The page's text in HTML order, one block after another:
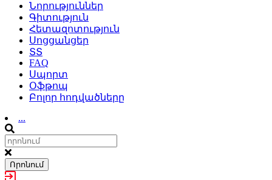
Նորություններ
Գիտություն
Հետազոտություն
Սոցցանցեր
ՏՏ
FAQ
Սպորտ
Օֆթոպ
Բոլոր հոդվածները
...
Որոնում